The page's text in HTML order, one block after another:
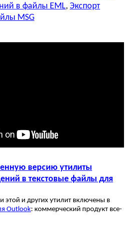
в файлы EML, Экспорт
MSG
версию утилиты
в текстовые файлы для
этой и других утилит включены в
Outlook: коммерческий продукт все-